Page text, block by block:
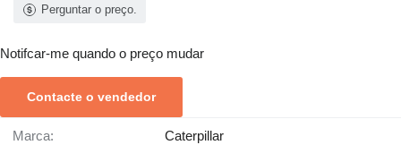
Perguntar o preço.
Notifcar-me quando o preço mudar
Contacte o vendedor
Marca: Caterpillar